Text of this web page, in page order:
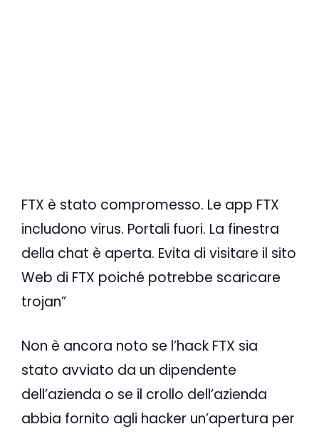
FTX è stato compromesso. Le app FTX
includono virus. Portali fuori. La finestra
della chat è aperta. Evita di visitare il sito
Web di FTX poiché potrebbe scaricare
trojan”
Non è ancora noto se l’hack FTX sia
stato avviato da un dipendente
dell’azienda o se il crollo dell’azienda
abbia fornito agli hacker un’apertura per